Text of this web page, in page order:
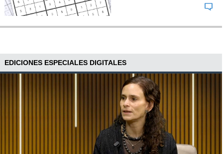
EDICIONES ESPECIALES DIGITALES